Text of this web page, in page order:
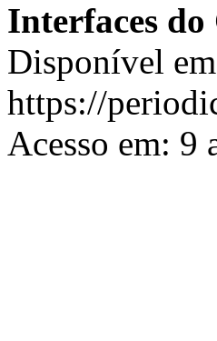
Interfaces do
Disponível
https://
Acesso em: 9